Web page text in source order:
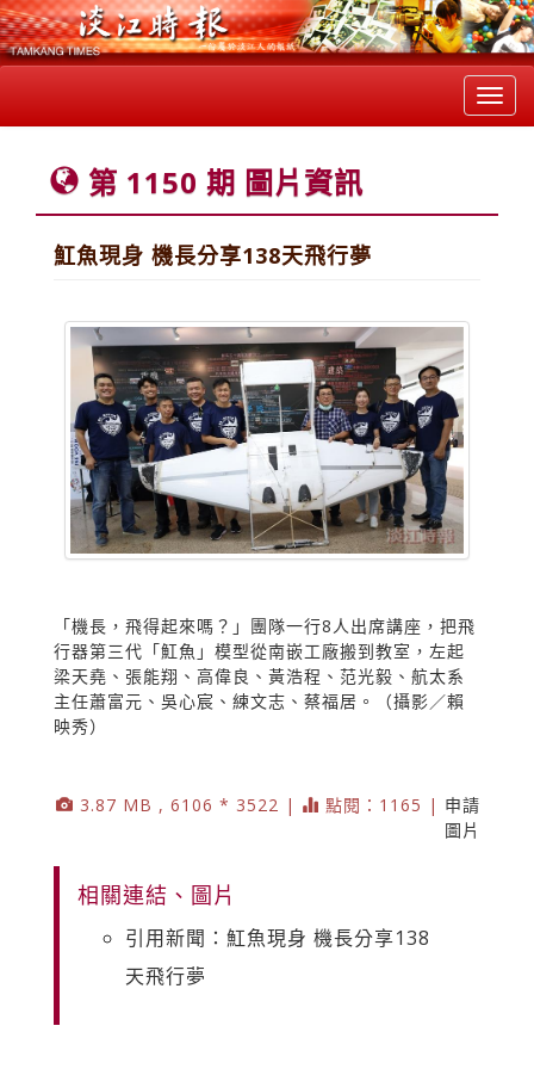
第 1150 期 圖片資訊
魟魚現身 機長分享138天飛行夢
「機長，飛得起來嗎？」團隊一行8人出席講座，把飛
行器第三代「魟魚」模型從南嵌工廠搬到教室，左起
梁天堯、張能翔、高偉良、黃浩程、范光毅、航太系
主任蕭富元、吳心宸、練文志、蔡福居。（攝影／賴
映秀）
3.87 MB , 6106 * 3522 | 點閱：1165 | 申請
圖片
相關連結、圖片
引用新聞：魟魚現身 機長分享138
天飛行夢